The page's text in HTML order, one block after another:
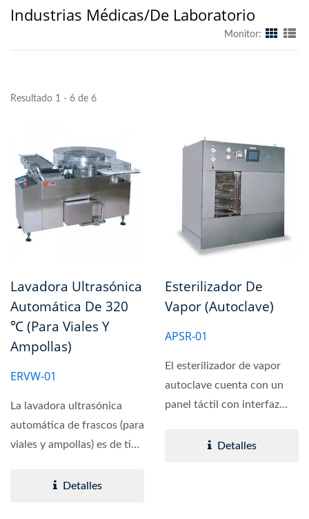
Industrias Médicas/de Laboratorio
Monitor:
Resultado 1 - 6 de 6
Lavadora Ultrasónica
Automática De 320
℃ (para Viales Y
Ampollas)
ERVW-01
La lavadora ultrasónica
automática de frascos (para
viales y ampollas) es de tipo
Detalles
Esterilizador De
Vapor (autoclave)
APSR-01
El esterilizador de vapor
autoclave cuenta con un
panel táctil con interfaz
Detalles